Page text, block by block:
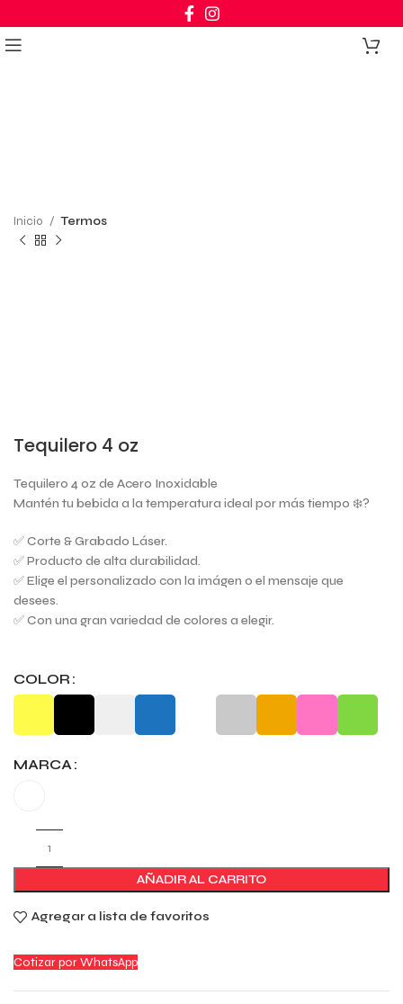
0
Inicio Termos
Tequilero 4 oz
Tequilero 4 oz de Acero Inoxidable
Mantén tu bebida a la temperatura ideal por más tiempo ❄️?
✅ Corte & Grabado Láser.
✅ Producto de alta durabilidad.
✅ Elige el personalizado con la imágen o el mensaje que
desees.
✅ Con una gran variedad de colores a elegir.
COLOR
MARCA
AÑADIR AL CARRITO
Agregar a lista de favoritos
Cotizar por WhatsApp